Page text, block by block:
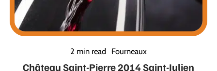
2 min read Fourneaux
Château Saint-Pierre 2014 Saint-Julien